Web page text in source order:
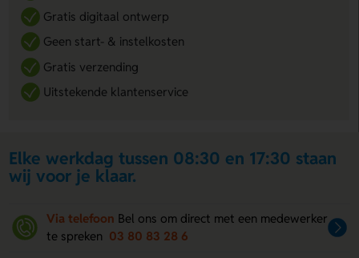
Gratis digitaal ontwerp
Geen start- & instelkosten
Gratis verzending
Uitstekende klantenservice
Elke werkdag tussen 08:30 en 17:30 staan
wij voor je klaar.
Via telefoon Bel ons om direct met een medewerker
te spreken 03 80 83 28 6